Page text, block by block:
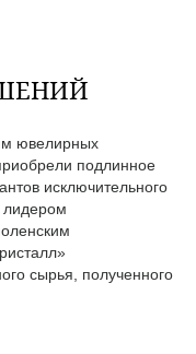
ювелирных
подлинное
исключительного
лидером
сырья, полученного